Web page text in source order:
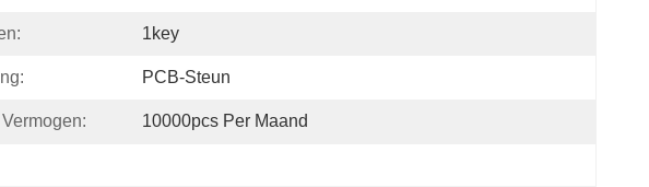
1key
PCB-Steun
10000pcs Per Maand